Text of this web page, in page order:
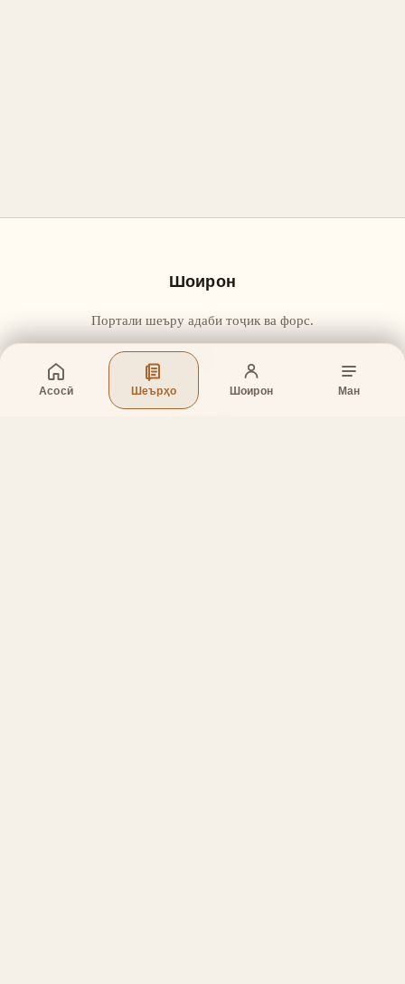
Асосӣ Шеърҳо Шоирон Ман
Шоирон
Портали шеъру адаби тоҷик ва форс.